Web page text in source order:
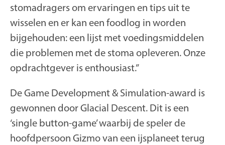
stomadragers om ervaringen en tips uit te
wisselen en er kan een foodlog in worden
bijgehouden: een lijst met voedingsmiddelen
die problemen met de stoma opleveren. Onze
opdrachtgever is enthousiast.”
De Game Development & Simulation-award is
gewonnen door Glacial Descent. Dit is een
‘single button-game’ waarbij de speler de
hoofdpersoon Gizmo van een ijsplaneet terug